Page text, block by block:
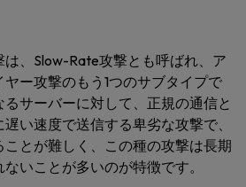
は、Slow-Rate攻撃とも呼ばれ、ア
ー攻撃のもう1つのサブタイプで
サーバーに対して、正規の通信と
い速度で送信する卑劣な攻撃で、
とが難しく、この種の攻撃は長期
いことが多いのが特徴です。